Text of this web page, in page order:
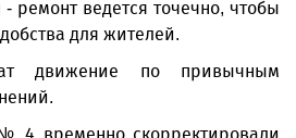
- ремонт ведется точечно, чтобы
для жителей.
движение по привычным